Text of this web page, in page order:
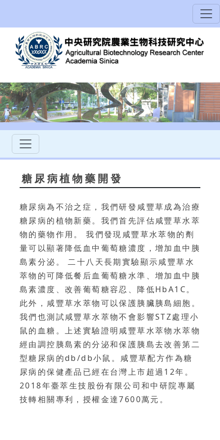
糖尿病植物藥開發
糖尿病為不治之症，我們研發咸豐草成為治療
糖尿病的植物新藥。我們首先評估咸豐草水萃
物的藥物作用。 我們發現咸豐草水萃物的劑
量可以顯著降低血中葡萄糖濃度，增加血中胰
島素分泌。 二十八天長期實驗顯示咸豐草水
萃物的可降低餐后血葡萄糖水準、增加血中胰
島素濃度、改善葡萄糖容忍、降低HbA1C。
此外，咸豐草水萃物可以保護胰臟胰島細胞。
我們也測試咸豐草水萃物不會影響STZ處理小
鼠的血糖。上述實驗證明咸豐草水萃物水萃物
經由調控胰島素的分泌和保護胰島去改善第二
型糖尿病的db/db小鼠。咸豐草配方作為糖
尿病的保健產品已經在台灣上市超過12年。
2018年臺萃生技股份有限公司和中研院專屬
技轉相關專利，授權金達7600萬元。